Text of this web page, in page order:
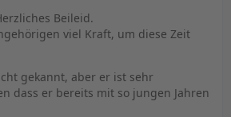
Beileid.
viel Kraft, um diese Zeit
gekannt, aber er ist sehr
dass er bereits mit so jungen Jahren